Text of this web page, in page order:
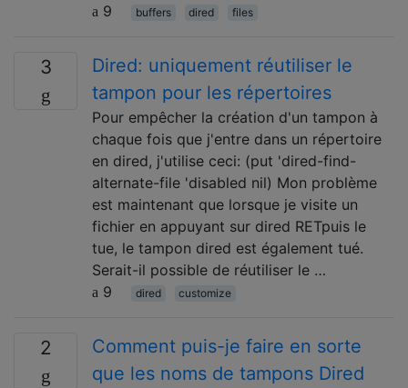
9
buffers dired files
3
Dired: uniquement réutiliser le
tampon pour les répertoires
Pour empêcher la création d'un tampon à
chaque fois que j'entre dans un répertoire
en dired, j'utilise ceci: (put 'dired-find-
alternate-file 'disabled nil) Mon problème
est maintenant que lorsque je visite un
fichier en appuyant sur dired RETpuis le
tue, le tampon dired est également tué.
Serait-il possible de réutiliser le …
9
dired customize
2
Comment puis-je faire en sorte
que les noms de tampons Dired